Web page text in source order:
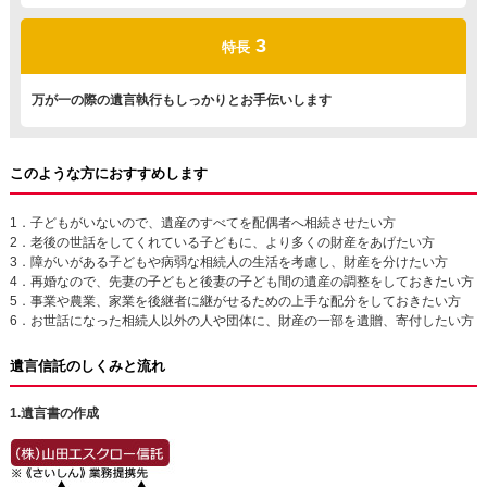
特長 3
万が一の際の遺言執行もしっかりとお手伝いします
このような方におすすめします
1．子どもがいないので、遺産のすべてを配偶者へ相続させたい方
2．老後の世話をしてくれている子どもに、より多くの財産をあげたい方
3．障がいがある子どもや病弱な相続人の生活を考慮し、財産を分けたい方
4．再婚なので、先妻の子どもと後妻の子ども間の遺産の調整をしておきたい方
5．事業や農業、家業を後継者に継がせるための上手な配分をしておきたい方
6．お世話になった相続人以外の人や団体に、財産の一部を遺贈、寄付したい方
遺言信託のしくみと流れ
1.遺言書の作成